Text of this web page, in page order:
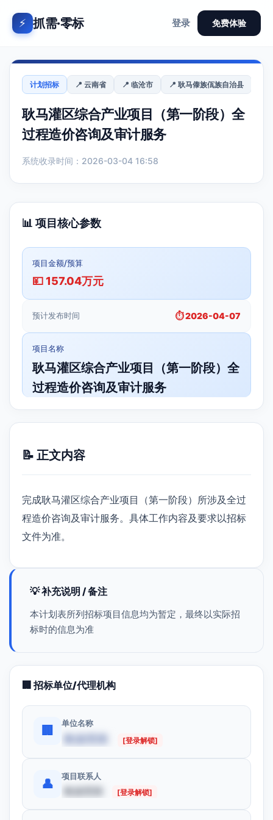
⚡ 抓需·零标 登录 免费体验
计划招标 📍 云南省 📍 临沧市 📍 耿马傣族佤族自治县
耿马灌区综合产业项目（第一阶段）全
过程造价咨询及审计服务
系统收录时间：2026-03-04 16:58
📊 项目核心参数
项目金额/预算
💴 157.04万元
预计发布时间 ⏱️ 2026-04-07
项目名称
耿马灌区综合产业项目（第一阶段）全
过程造价咨询及审计服务
📝 正文内容
完成耿马灌区综合产业项目（第一阶段）所涉及全过
程造价咨询及审计服务。具体工作内容及要求以招标
文件为准。
💡 补充说明 / 备注
本计划表所列招标项目信息均为暂定，最终以实际招
标时的信息为准
🏢 招标单位/代理机构
🏢
单位名称
数据受限 [登录解锁]
👤
项目联系人
数据受限 [登录解锁]